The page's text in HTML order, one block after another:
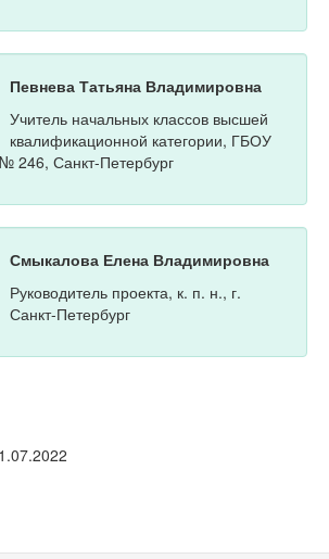
Певнева Татьяна Владимировна
Учитель начальных классов высшей
квалификационной категории, ГБОУ
246, Санкт-Петербург
Смыкалова Елена Владимировна
Руководитель проекта, к. п. н., г.
Санкт-Петербург